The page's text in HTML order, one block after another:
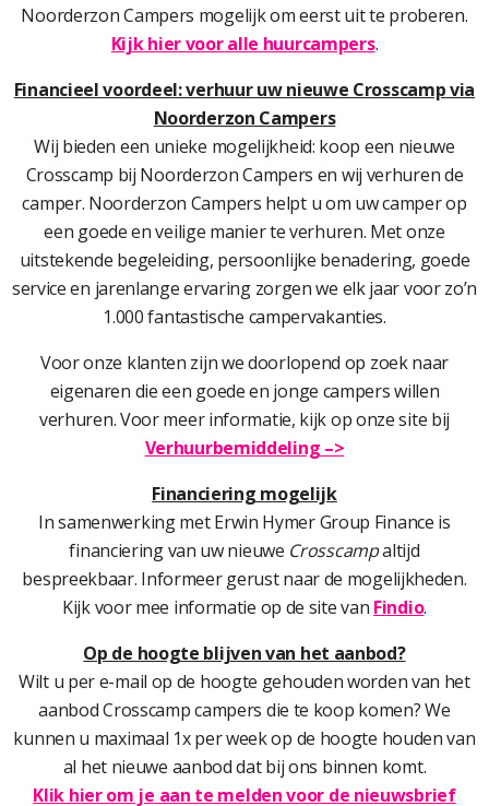
Noorderzon Campers mogelijk om eerst uit te proberen.
Kijk hier voor alle huurcampers.
Financieel voordeel: verhuur uw nieuwe Crosscamp via
Noorderzon Campers
Wij bieden een unieke mogelijkheid: koop een nieuwe
Crosscamp bij Noorderzon Campers en wij verhuren de
camper. Noorderzon Campers helpt u om uw camper op
een goede en veilige manier te verhuren. Met onze
uitstekende begeleiding, persoonlijke benadering, goede
service en jarenlange ervaring zorgen we elk jaar voor zo’n
1.000 fantastische campervakanties.
Voor onze klanten zijn we doorlopend op zoek naar
eigenaren die een goede en jonge campers willen
verhuren. Voor meer informatie, kijk op onze site bij
Verhuurbemiddeling –>
Financiering mogelijk
In samenwerking met Erwin Hymer Group Finance is
financiering van uw nieuwe Crosscampaltijd
bespreekbaar. Informeer gerust naar de mogelijkheden.
Kijk voor mee informatie op de site van Findio.
Op de hoogte blijven van het aanbod?
Wilt u per e-mail op de hoogte gehouden worden van het
aanbod Crosscamp campers die te koop komen? We
kunnen u maximaal 1x per week op de hoogte houden van
al het nieuwe aanbod dat bij ons binnen komt.
Klik hier om je aan te melden voor de nieuwsbrief